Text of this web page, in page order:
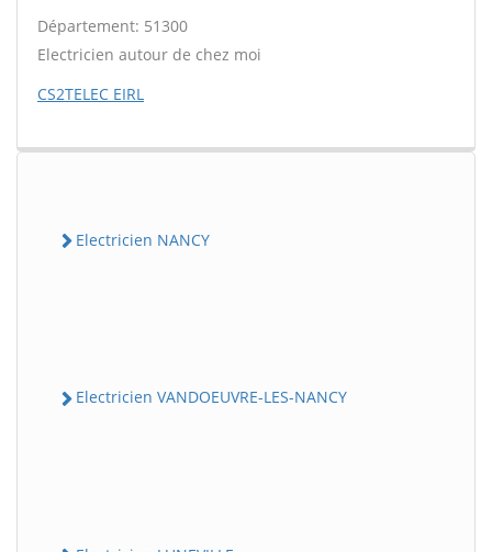
Département: 51300
Electricien autour de chez moi
CS2TELEC EIRL
Electricien NANCY
Electricien VANDOEUVRE-LES-NANCY